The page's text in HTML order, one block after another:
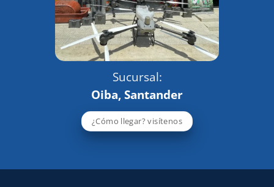
Sucursal:
Oiba, Santander
¿Cómo llegar? visítenos